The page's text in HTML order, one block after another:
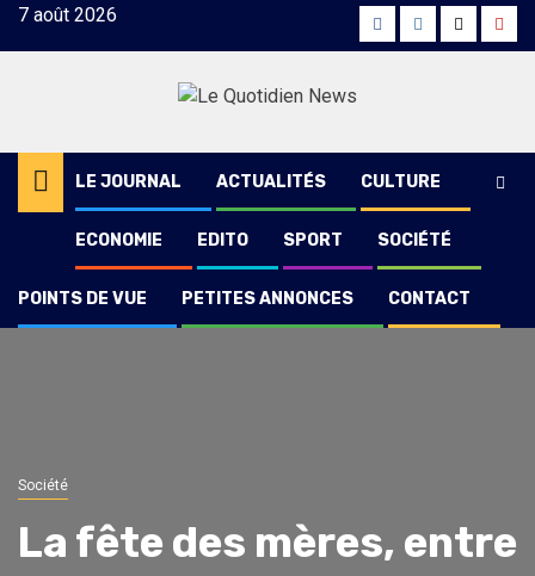
Skip7 août 2026 FacebookInstagram
Twitter
LE JOURNAL ACTUALITÉS CULTURE
ECONOMIE EDITO SPORT SOCIÉTÉ
POINTS DE VUE PETITES ANNONCES CONTACT
Société
La fête des mères, entre